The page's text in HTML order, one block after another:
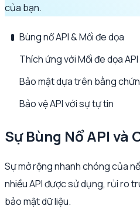
của bạn.
Bùng nổ API & Mối đe dọa
Thích ứng với Mối đe dọa API
Bảo mật dựa trên bằng
Bảo vệ API với sự tự tin
Sự Bùng Nổ API và
Sự mở rộng nhanh chóng của
nhiều API được sử dụng, rủi ro
bảo mật dữ liệu.